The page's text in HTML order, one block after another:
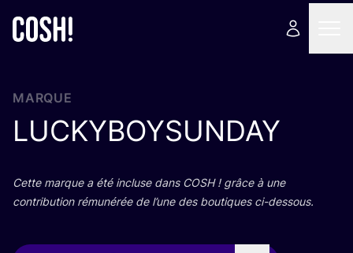
MARQUE
LUCKYBOYSUNDAY
Cette marque a été incluse dans COSH! grâce à une
contri­bu­tion rému­né­rée de l’une des bou­tiques ci-dessous.